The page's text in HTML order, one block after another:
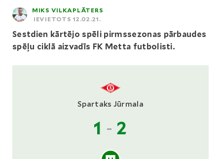
MIKS VILKAPLĀTERS
IEVIETOTS 12.02.21.
Sestdien kārtējo spēli pirmssezonas pārbaudes
spēļu ciklā aizvadīs FK Metta futbolisti.
Spartaks Jūrmala
1 - 2